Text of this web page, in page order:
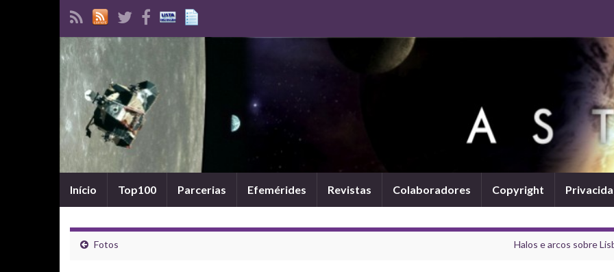
Início Top100 Parcerias Efemérides Revistas Colaboradores Copyright
Fotos Halos e arcos sobre